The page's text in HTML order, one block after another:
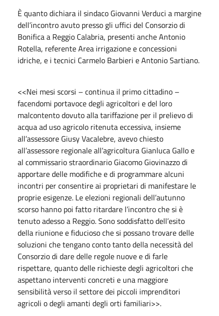
È quanto dichiara il sindaco Giovanni Verduci a margine
dell’incontro avuto presso gli uffici del Consorzio di
Bonifica a Reggio Calabria, presenti anche Antonio
Rotella, referente Area irrigazione e concessioni
idriche, e i tecnici Carmelo Barbieri e Antonio Sartiano.
<<Nei mesi scorsi – continua il primo cittadino –
facendomi portavoce degli agricoltori e del loro
malcontento dovuto alla tariffazione per il prelievo di
acqua ad uso agricolo ritenuta eccessiva, insieme
all’assessore Giusy Vacalebre, avevo chiesto
all’assessore regionale all’agricoltura Gianluca Gallo e
al commissario straordinario Giacomo Giovinazzo di
apportare delle modifiche e di programmare alcuni
incontri per consentire ai proprietari di manifestare le
proprie esigenze. Le elezioni regionali dell’autunno
scorso hanno poi fatto ritardare l’incontro che si è
tenuto adesso a Reggio. Sono soddisfatto dell’esito
della riunione e fiducioso che si possano trovare delle
soluzioni che tengano conto tanto della necessità del
Consorzio di dare delle regole nuove e di farle
rispettare, quanto delle richieste degli agricoltori che
aspettano interventi concreti e una maggiore
sensibilità verso il settore dei piccoli imprenditori
agricoli o degli amanti degli orti familiari>>.